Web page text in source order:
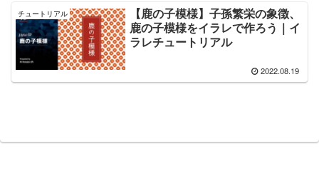
チュートリアル
【鹿の子模様】子孫繁栄の象徴、
鹿の子模様をイラレで作ろう｜イ
ラレチュートリアル
2022.08.19